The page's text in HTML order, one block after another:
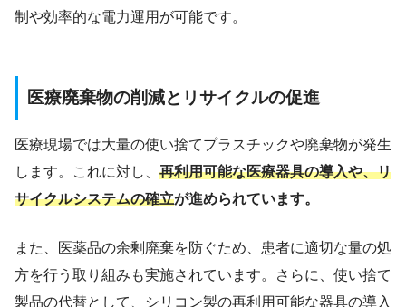
制や効率的な電力運用が可能です。
医療廃棄物の削減とリサイクルの促進
医療現場では大量の使い捨てプラスチックや廃棄物が発生
します。これに対し、 再利用可能な医療器具の導入や、リ
サイクルシステムの確立が進められています。
また、医薬品の余剰廃棄を防ぐため、患者に適切な量の処
方を行う取り組みも実施されています。さらに、使い捨て
製品の代替として、シリコン製の再利用可能な器具の導入